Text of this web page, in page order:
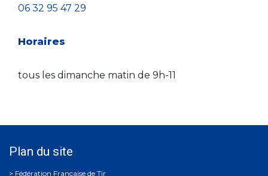
06 32 95 47 29
Horaires
tous les dimanche matin de 9h-11
Plan du site